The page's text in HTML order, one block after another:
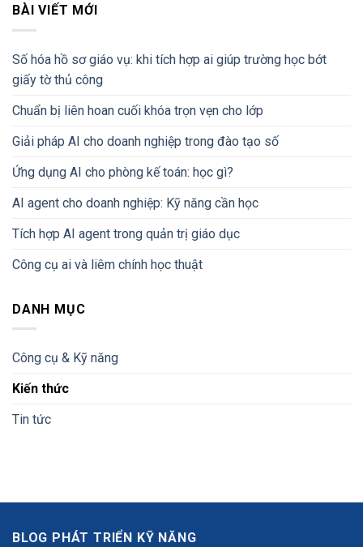
BÀI VIẾT MỚI
Số hóa hồ sơ giáo vụ: khi tích hợp ai giúp trường học bớt
giấy tờ thủ công
Chuẩn bị liên hoan cuối khóa trọn vẹn cho lớp
Giải pháp AI cho doanh nghiệp trong đào tạo số
Ứng dụng AI cho phòng kế toán: học gì?
AI agent cho doanh nghiệp: Kỹ năng cần học
Tích hợp AI agent trong quản trị giáo dục
Công cụ ai và liêm chính học thuật
DANH MỤC
Công cụ & Kỹ năng
Kiến thức
Tin tức
BLOG PHÁT TRIỂN KỸ NĂNG